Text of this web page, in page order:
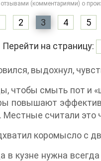
(комментариями) о
2 3 4 5
Перейти на страницу:
выдохнул,
чтобы смыть пот и
повышают
считали это
коромысло с
кузне нужна